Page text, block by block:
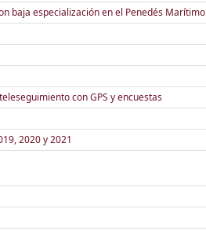
baja especialización en el Penedés Marítimo
con GPS y encuestas
2020 y 2021